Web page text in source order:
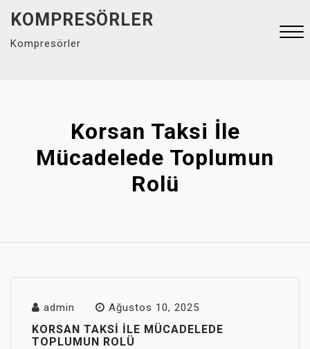
content
KOMPRESÖRLER
Kompresörler
Korsan Taksi İle
Mücadelede Toplumun
Rolü
admin Ağustos 10, 2025
KORSAN TAKSI İLE MÜCADELEDE
TOPLUMUN ROLÜ